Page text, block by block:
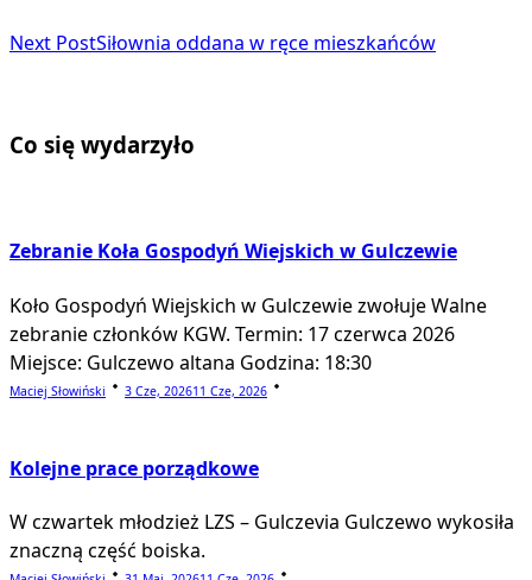
Next PostSiłownia oddana w ręce mieszkańców
Co się wydarzyło
Zebranie Koła Gospodyń Wiejskich w Gulczewie
Koło Gospodyń Wiejskich w Gulczewie zwołuje Walne
zebranie członków KGW. Termin: 17 czerwca 2026
Miejsce: Gulczewo altana Godzina: 18:30
Maciej Słowiński 3 Cze, 202611 Cze, 2026
Kolejne prace porządkowe
W czwartek młodzież LZS – Gulczevia Gulczewo wykosiła
znaczną część boiska.